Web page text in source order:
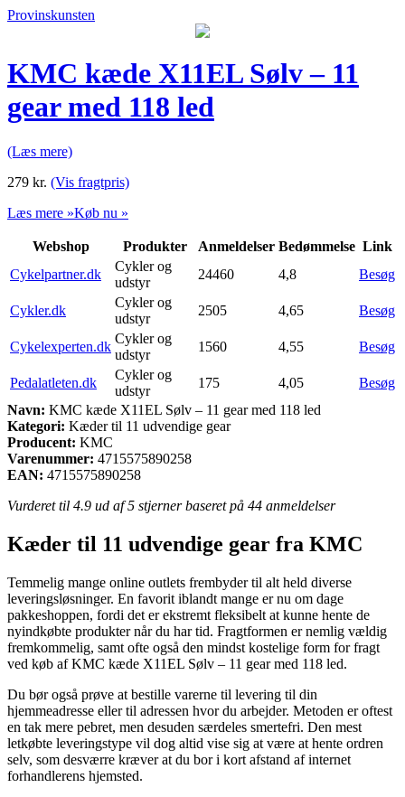
Provinskunsten
KMC kæde X11EL Sølv – 11
gear med 118 led
(Læs mere)
279 kr. (Vis fragtpris)
Læs mere »Køb nu »
Webshop Produkter Anmeldelser Bedømmelse Link
Cykelpartner.dk
Cykler og
udstyr
24460 4,8 Besøg
Cykler.dk
Cykler og
udstyr
2505 4,65 Besøg
Cykelexperten.dk
Cykler og
udstyr
1560 4,55 Besøg
Pedalatleten.dk
Cykler og
udstyr
175 4,05
Besøg
Navn: KMC kæde X11EL Sølv – 11 gear med 118 led
Kategori: Kæder til 11 udvendige gear
Producent: KMC
Varenummer: 4715575890258
EAN: 4715575890258
Vurderet til 4.9 ud af 5 stjerner baseret på 44 anmeldelser
Kæder til 11 udvendige gear fra KMC
Temmelig mange online outlets frembyder til alt held diverse
leveringsløsninger. En favorit iblandt mange er nu om dage
pakkeshoppen, fordi det er ekstremt fleksibelt at kunne hente de
nyindkøbte produkter når du har tid. Fragtformen er nemlig vældig
fremkommelig, samt ofte også den mindst kostelige form for fragt
ved køb af KMC kæde X11EL Sølv – 11 gear med 118 led.
Du bør også prøve at bestille varerne til levering til din
hjemmeadresse eller til adressen hvor du arbejder. Metoden er oftest
en tak mere pebret, men desuden særdeles smertefri. Den mest
letkøbte leveringstype vil dog altid vise sig at være at hente ordren
selv, som desværre kræver at du bor i kort afstand af internet
forhandlerens hjemsted.